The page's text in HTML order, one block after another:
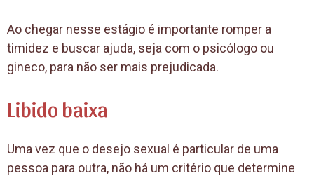
Ao chegar nesse estágio é importante romper a
timidez e buscar ajuda, seja com o psicólogo ou
gineco, para não ser mais prejudicada.
Libido baixa
Uma vez que o desejo sexual é particular de uma
pessoa para outra, não há um critério que determine